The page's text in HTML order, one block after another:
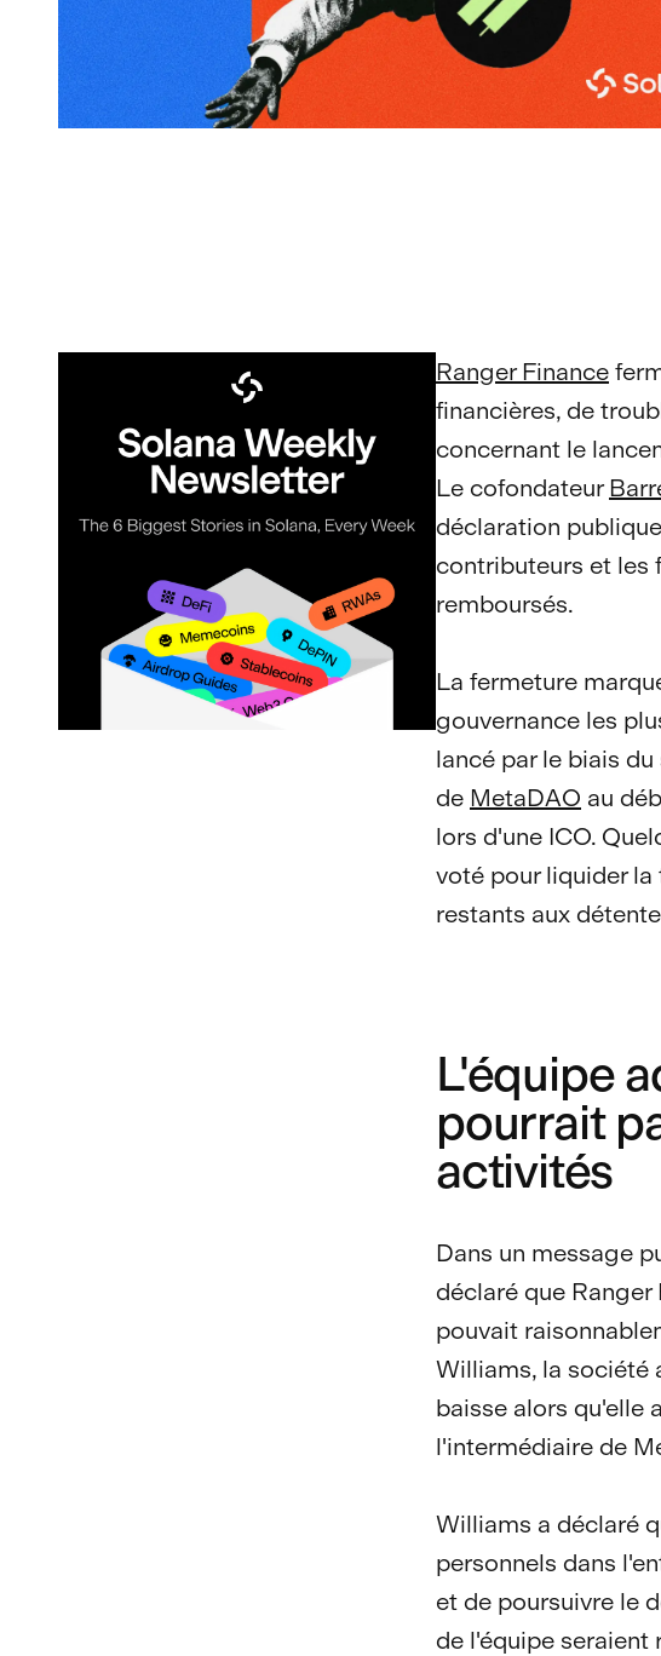
Ranger Finance
financières, de
concernant le
Le cofondateur
déclaration
contributeurs et les
remboursés.
La fermeture
gouvernance les
lancé par le biais
de MetaDAO au
lors d'une ICO.
voté pour liquider
restants aux
L'équipe
pourrait
activités
Dans un message
déclaré que
pouvait
Williams, la société
baisse alors qu'elle
l'intermédiaire de
Williams a déclaré
personnels dans
et de poursuivre le
de l'équipe seraient